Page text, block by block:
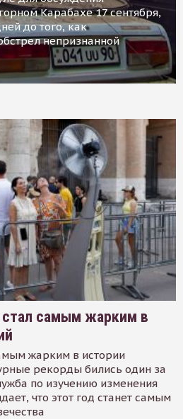
Карабахе 17 сентября,
до того, как
непризнанной
стал самым жарким в
жарким в истории
рекорды бились один за
по изучению изменения
что этот год станет самым